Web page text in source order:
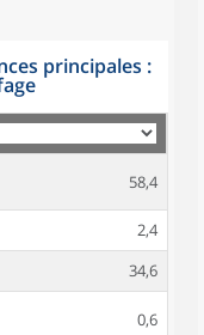
principales :
58,4
2,4
34,6
0,6